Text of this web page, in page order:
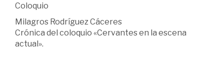
Coloquio
Milagros Rodríguez Cáceres
Crónica del coloquio «Cervantes en la escena
actual».